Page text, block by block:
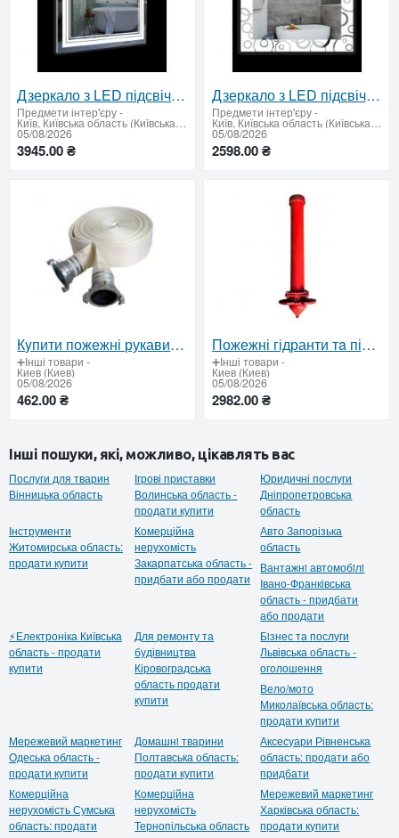
Дзеркало з LED підсвічуванням і сенсорним вимикачем 600 х 800 мм
Предмети інтер'єру-
Київ, Київська область (Київська область - продати купити)
05/08/2026
3945.00 ₴
Дзеркало з LED підсвічуванням 600х800
Предмети інтер'єру-
Київ, Київська область (Київська область - продати купити)
05/08/2026
2598.00 ₴
Кyпити пожежні рукави вiд виробника в Україні: сертифікована якість та надійність
➕Інші товари -
Киев (Киев)
05/08/2026
462.00 ₴
Пожежні гідранти тa підставки ГОСТ / ДСТУ — сертифіковане обладнання для пожежогасіння
➕Інші товари -
Киев (Киев)
05/08/2026
2982.00 ₴
Інші пошуки, які, можливо, цікавлять вас
Послуги для тварин
Вінницька область
Ігрові приставки
Волинська область -
продати купити
Юридичні послуги
Дніпропетровська
область
Інструменти
Житомирська область:
продати купити
Комерційна
нерухомість
Закарпатська область -
придбати або продати
Авто Запорізька
область
Вантажнi автомобiлi
Івано-Франківська
область - придбати
або продати
⚡Електроніка Київська
область - продати
купити
Для ремонту та
будівництва
Кіровоградська
область продати
купити
Бiзнес та послуги
Львівська область -
оголошення
Вело/мото
Миколаївська область:
продати купити
Мережевий маркетинг
Одеська область -
продати купити
Домашнi тварини
Полтавська область:
продати купити
Аксесуари Рівненська
область: продати або
придбати
Комерційна
нерухомість Сумська
область: продати
Комерційна
нерухомість
Тернопільська область
Мережевий маркетинг
Харківська область:
продати купити